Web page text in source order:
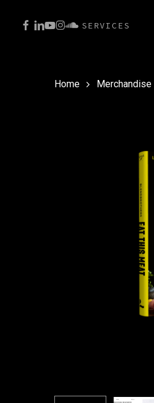
SERVICES
FACEBOOK
LINKEDIN
YOUTUBE
INSTAGRAM
SOUNDCLOUD
Home Merchandise